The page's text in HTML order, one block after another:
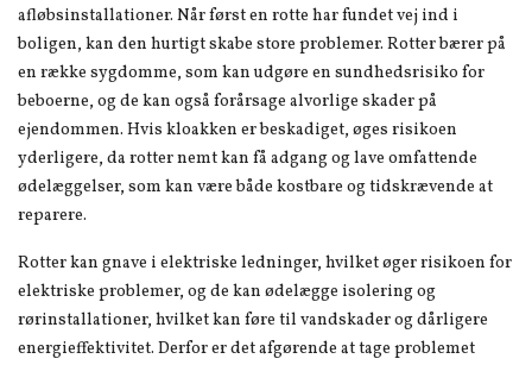
afløbsinstallationer. Når først en rotte har fundet vej ind i
boligen, kan den hurtigt skabe store problemer. Rotter bærer på
en række sygdomme, som kan udgøre en sundhedsrisiko for
beboerne, og de kan også forårsage alvorlige skader på
ejendommen. Hvis kloakken er beskadiget, øges risikoen
yderligere, da rotter nemt kan få adgang og lave omfattende
ødelæggelser, som kan være både kostbare og tidskrævende at
reparere.
Rotter kan gnave i elektriske ledninger, hvilket øger risikoen for
elektriske problemer, og de kan ødelægge isolering og
rørinstallationer, hvilket kan føre til vandskader og dårligere
energieffektivitet. Derfor er det afgørende at tage problemet